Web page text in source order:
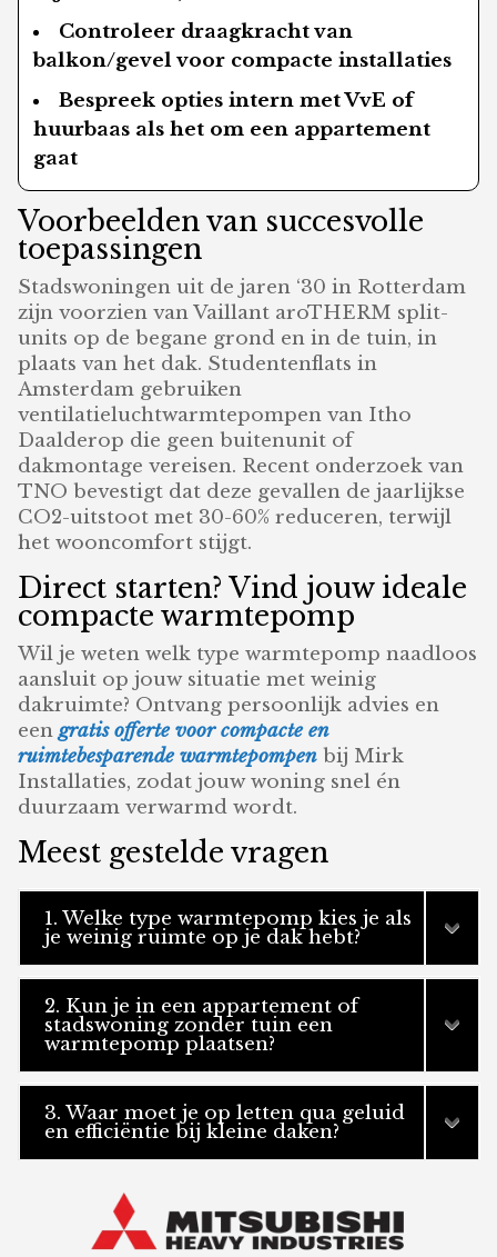
Controleer draagkracht van
balkon/gevel voor compacte installaties
Bespreek opties intern met VvE of
huurbaas als het om een appartement
gaat
Voorbeelden van succesvolle
toepassingen
Stadswoningen uit de jaren ‘30 in Rotterdam
zijn voorzien van Vaillant aroTHERM split-
units op de begane grond en in de tuin, in
plaats van het dak. Studentenflats in
Amsterdam gebruiken
ventilatieluchtwarmtepompen van Itho
Daalderop die geen buitenunit of
dakmontage vereisen. Recent onderzoek van
TNO bevestigt dat deze gevallen de jaarlijkse
CO2-uitstoot met 30-60% reduceren, terwijl
het wooncomfort stijgt.
Direct starten? Vind jouw ideale
compacte warmtepomp
Wil je weten welk type warmtepomp naadloos
aansluit op jouw situatie met weinig
dakruimte? Ontvang persoonlijk advies en
eengratis offerte voor compacte en
ruimtebesparende warmtepompen bij Mirk
Installaties, zodat jouw woning snel én
duurzaam verwarmd wordt.
Meest gestelde vragen
1. Welke type warmtepomp kies je als
je weinig ruimte op je dak hebt?
2. Kun je in een appartement of
stadswoning zonder tuin een
warmtepomp plaatsen?
3. Waar moet je op letten qua geluid
en efficiëntie bij kleine daken?